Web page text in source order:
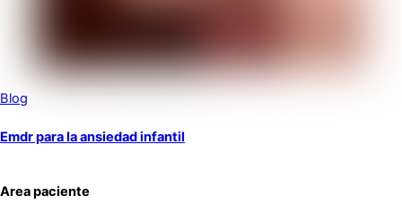
Blog
Emdr para la ansiedad infantil
Area paciente